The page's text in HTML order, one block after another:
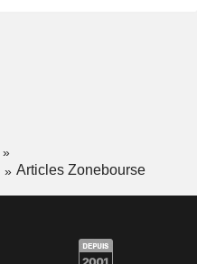
Articles Zonebourse